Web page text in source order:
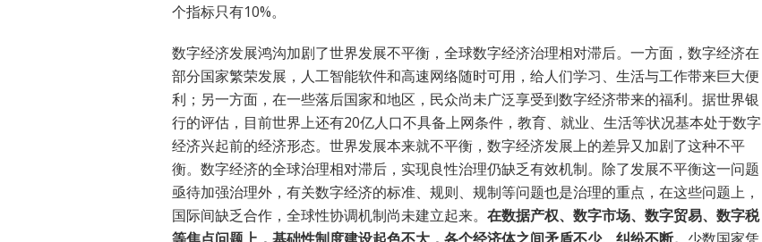
个指标只有10%。
数字经济发展鸿沟加剧了世界发展不平衡，全球数字经济治理相对滞后。一方面，数字经济在
部分国家繁荣发展，人工智能软件和高速网络随时可用，给人们学习、生活与工作带来巨大便
利；另一方面，在一些落后国家和地区，民众尚未广泛享受到数字经济带来的福利。据世界银
行的评估，目前世界上还有20亿人口不具备上网条件，教育、就业、生活等状况基本处于数字
经济兴起前的经济形态。世界发展本来就不平衡，数字经济发展上的差异又加剧了这种不平
衡。数字经济的全球治理相对滞后，实现良性治理仍缺乏有效机制。除了发展不平衡这一问题
亟待加强治理外，有关数字经济的标准、规则、规制等问题也是治理的重点，在这些问题上，
国际间缺乏合作，全球性协调机制尚未建立起来。 在数据产权、数字市场、数字贸易、数字税